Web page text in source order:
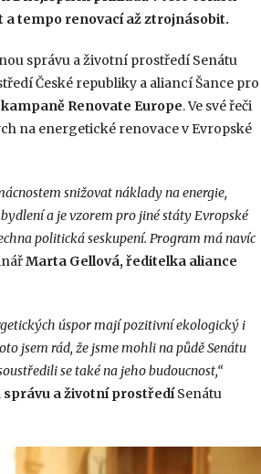
a tempo renovací až ztrojnásobit.
správu a životní prostředí Senátu
České republiky a aliancí Šance pro
Renovate Europe. Ve své řeči
na energetické renovace v Evropské
snižovat náklady na energie,
a je vzorem pro jiné státy Evropské
politická seskupení. Program má navíc
Marta Gellová, ředitelka aliance
úspor mají pozitivní ekologický i
jsem rád, že jsme mohli na půdě Senátu
se také na jeho budoucnost,“
a životní prostředíSenátu